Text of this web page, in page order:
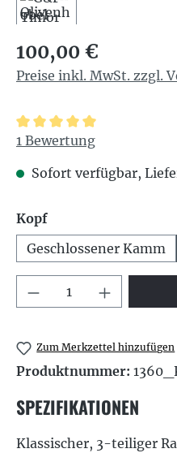
Regulärer Preis:
100,00 €
Preise inkl. MwSt. zzgl.
Durchschnittliche
1 Bewertung
Sofort verfügbar,
Kopfauswählen
Geschlossener Kamm
Produkt Anzahl:
Zum Merkzettel hinzufügen
Produktnummer:
SPEZIFIKATIONEN
Klassischer, 3-teiliger